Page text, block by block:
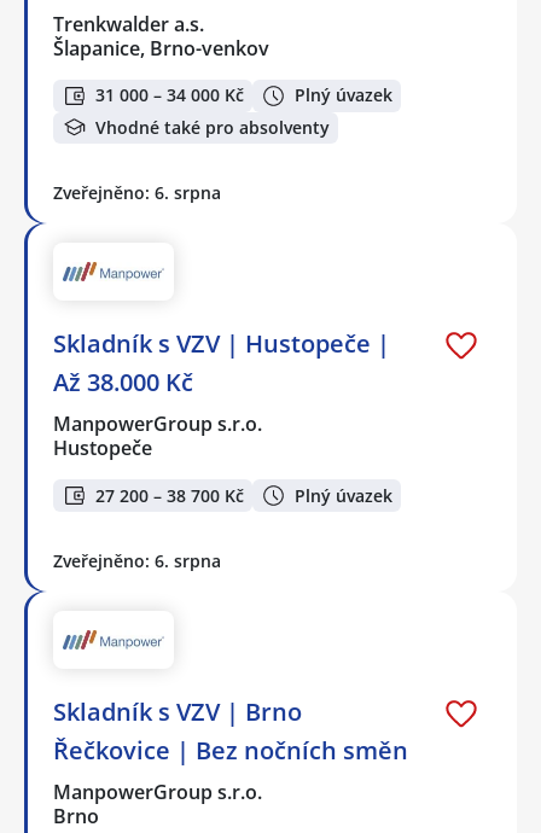
Trenkwalder a.s.
Šlapanice, Brno-venkov
31 000 – 34 000 Kč
Plný úvazek
Vhodné také pro absolventy
Zveřejněno: 6. srpna
Skladník s VZV | Hustopeče |
Až 38.000 Kč
ManpowerGroup s.r.o.
Hustopeče
27 200 – 38 700 Kč Plný úvazek
Zveřejněno: 6. srpna
Skladník s VZV | Brno
Řečkovice | Bez nočních směn
ManpowerGroup s.r.o.
Brno